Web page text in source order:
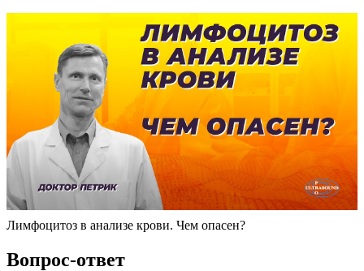
Лимфоцитоз в анализе крови. Чем опасен?
Вопрос-ответ